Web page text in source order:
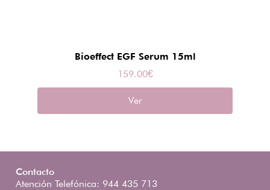
Bioeffect EGF Serum 15ml
159.00€
Ver
Contacto
Atención Telefónica: 944 435 713